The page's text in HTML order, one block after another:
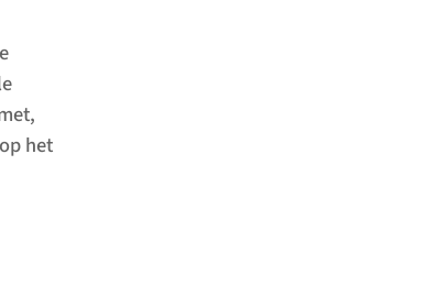
het